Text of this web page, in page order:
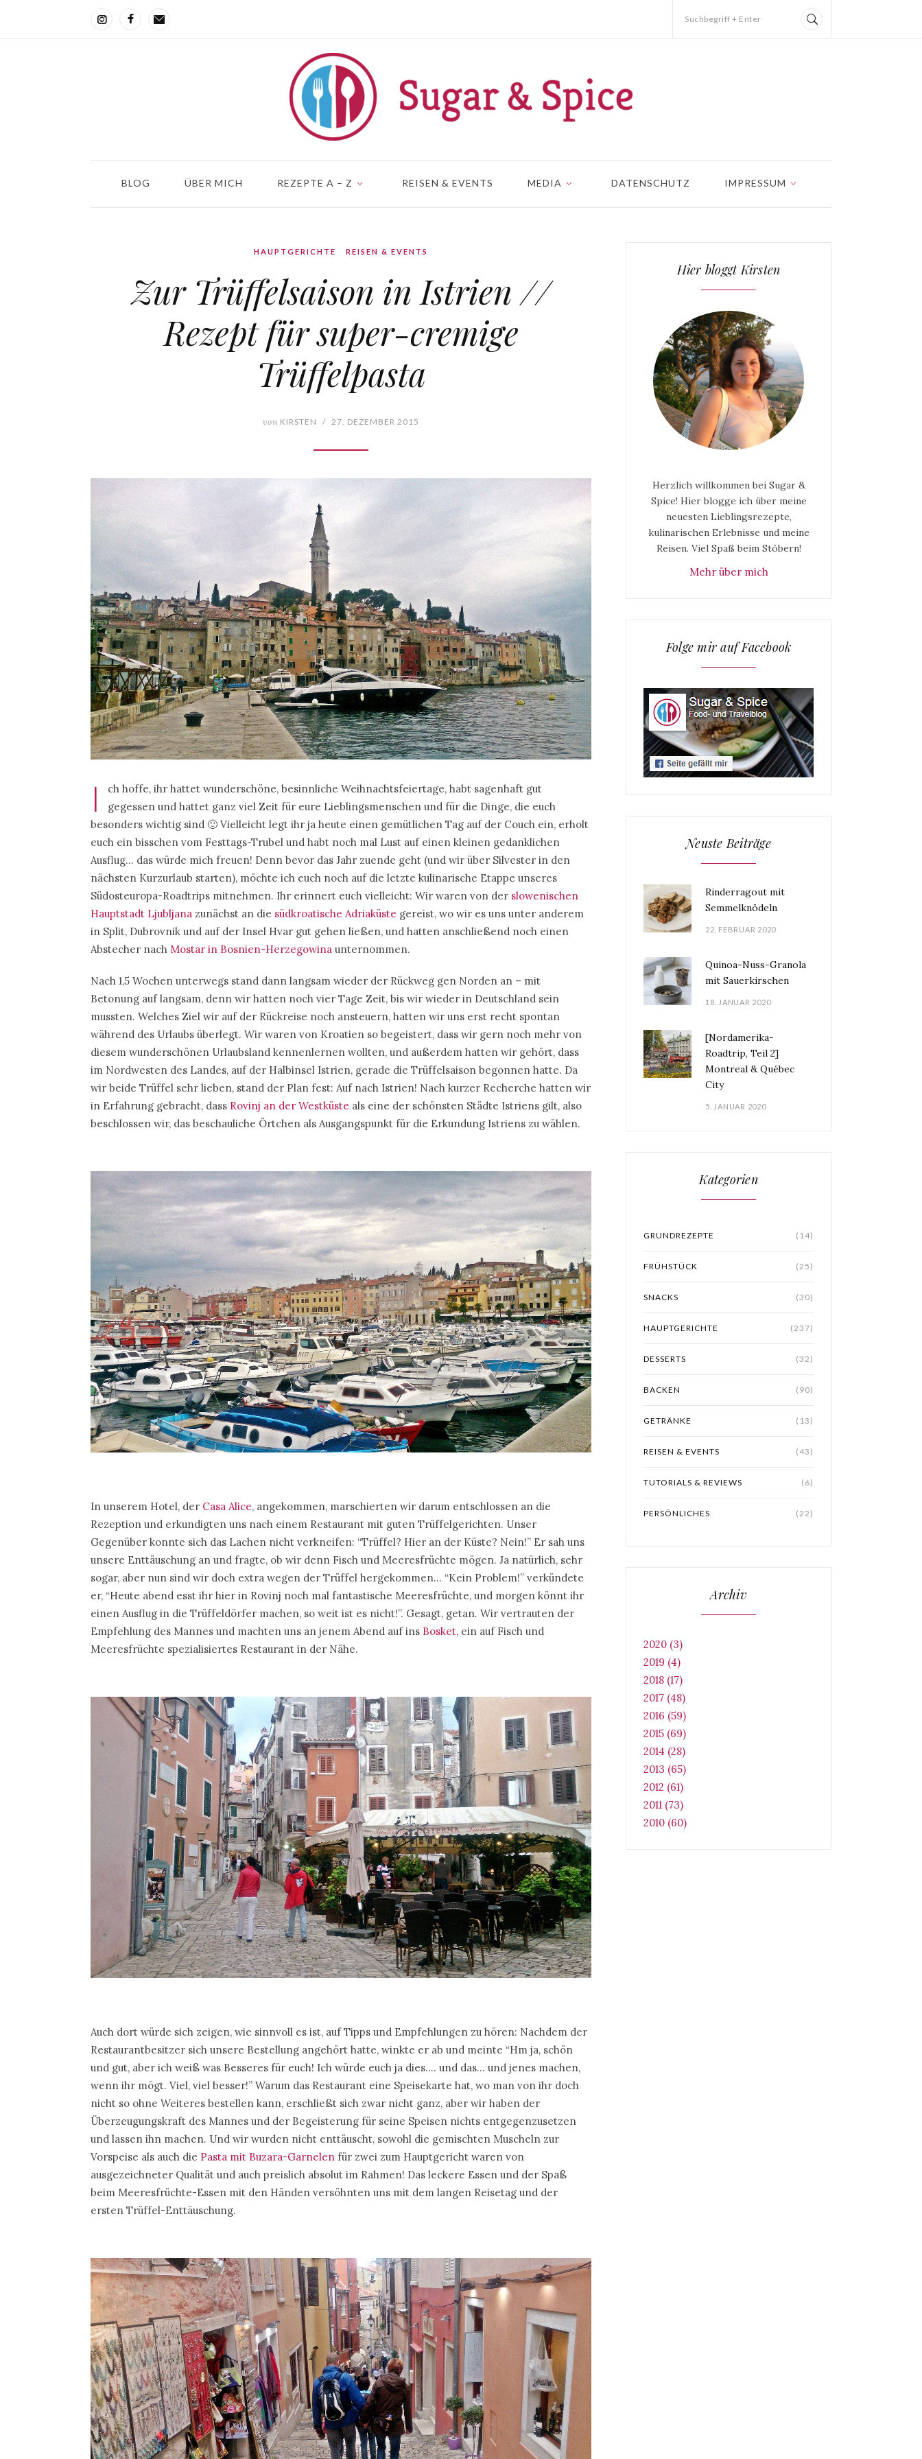
Suchbegriff + Enter
BLOG ÜBER MICH REZEPTE A – Z REISEN & EVENTS MEDIA DATENSCHUTZ IMPRESSUM
HAUPTGERICHTE REISEN & EVENTS
Zur Trüffelsaison in Istrien //
Rezept für super-cremige
Trüffelpasta
von KIRSTEN / 27. DEZEMBER 2015
I
ch hoffe, ihr hattet wunderschöne, besinnliche Weihnachtsfeiertage, habt sagenhaft gut
gegessen und hattet ganz viel Zeit für eure Lieblingsmenschen und für die Dinge, die euch
besonders wichtig sind 🙂 Vielleicht legt ihr ja heute einen gemütlichen Tag auf der Couch ein, erholt
euch ein bisschen vom Festtags-Trubel und habt noch mal Lust auf einen kleinen gedanklichen
Ausflug… das würde mich freuen! Denn bevor das Jahr zuende geht (und wir über Silvester in den
nächsten Kurzurlaub starten), möchte ich euch noch auf die letzte kulinarische Etappe unseres
Südosteuropa-Roadtrips mitnehmen. Ihr erinnert euch vielleicht: Wir waren von der slowenischen
Hauptstadt Ljubljana zunächst an die südkroatische Adriaküste gereist, wo wir es uns unter anderem
in Split, Dubrovnik und auf der Insel Hvar gut gehen ließen, und hatten anschließend noch einen
Abstecher nach Mostar in Bosnien-Herzegowina unternommen.
Nach 1,5 Wochen unterwegs stand dann langsam wieder der Rückweg gen Norden an – mit
Betonung auf langsam, denn wir hatten noch vier Tage Zeit, bis wir wieder in Deutschland sein
mussten. Welches Ziel wir auf der Rückreise noch ansteuern, hatten wir uns erst recht spontan
während des Urlaubs überlegt. Wir waren von Kroatien so begeistert, dass wir gern noch mehr von
diesem wunderschönen Urlaubsland kennenlernen wollten, und außerdem hatten wir gehört, dass
im Nordwesten des Landes, auf der Halbinsel Istrien, gerade die Trüffelsaison begonnen hatte. Da
wir beide Trüffel sehr lieben, stand der Plan fest: Auf nach Istrien! Nach kurzer Recherche hatten wir
in Erfahrung gebracht, dass Rovinj an der Westküste als eine der schönsten Städte Istriens gilt, also
beschlossen wir, das beschauliche Örtchen als Ausgangspunkt für die Erkundung Istriens zu wählen.
In unserem Hotel, der Casa Alice, angekommen, marschierten wir darum entschlossen an die
Rezeption und erkundigten uns nach einem Restaurant mit guten Trüffelgerichten. Unser
Gegenüber konnte sich das Lachen nicht verkneifen: “Trüffel? Hier an der Küste? Nein!” Er sah uns
unsere Enttäuschung an und fragte, ob wir denn Fisch und Meeresfrüchte mögen. Ja natürlich, sehr
sogar, aber nun sind wir doch extra wegen der Trüffel hergekommen… “Kein Problem!” verkündete
er, “Heute abend esst ihr hier in Rovinj noch mal fantastische Meeresfrüchte, und morgen könnt ihr
einen Ausflug in die Trüffeldörfer machen, so weit ist es nicht!”. Gesagt, getan. Wir vertrauten der
Empfehlung des Mannes und machten uns an jenem Abend auf ins Bosket, ein auf Fisch und
Meeresfrüchte spezialisiertes Restaurant in der Nähe.
Auch dort würde sich zeigen, wie sinnvoll es ist, auf Tipps und Empfehlungen zu hören: Nachdem der
Restaurantbesitzer sich unsere Bestellung angehört hatte, winkte er ab und meinte “Hm ja, schön
und gut, aber ich weiß was Besseres für euch! Ich würde euch ja dies…. und das… und jenes machen,
wenn ihr mögt. Viel, viel besser!” Warum das Restaurant eine Speisekarte hat, wo man von ihr doch
nicht so ohne Weiteres bestellen kann, erschließt sich zwar nicht ganz, aber wir haben der
Überzeugungskraft des Mannes und der Begeisterung für seine Speisen nichts entgegenzusetzen
und lassen ihn machen. Und wir wurden nicht enttäuscht, sowohl die gemischten Muscheln zur
Vorspeise als auch die Pasta mit Buzara-Garnelen für zwei zum Hauptgericht waren von
ausgezeichneter Qualität und auch preislich absolut im Rahmen! Das leckere Essen und der Spaß
beim Meeresfrüchte-Essen mit den Händen versöhnten uns mit dem langen Reisetag und der
ersten Trüffel-Enttäuschung.
Hier bloggt Kirsten
Herzlich willkommen bei Sugar &
Spice! Hier blogge ich über meine
neuesten Lieblingsrezepte,
kulinarischen Erlebnisse und meine
Reisen. Viel Spaß beim Stöbern!
Mehr über mich
Folge mir auf Facebook
Neuste Beiträge
Rinderragout mit
Semmelknödeln
22. FEBRUAR 2020
Quinoa-Nuss-Granola
mit Sauerkirschen
18. JANUAR 2020
[Nordamerika-
Roadtrip, Teil 2]
Montreal & Québec
City
5. JANUAR 2020
Kategorien
GRUNDREZEPTE (14)
FRÜHSTÜCK (25)
SNACKS (30)
HAUPTGERICHTE (237)
DESSERTS (32)
BACKEN (90)
GETRÄNKE (13)
REISEN & EVENTS (43)
TUTORIALS & REVIEWS (6)
PERSÖNLICHES (22)
Archiv
2020 (3)
2019 (4)
2018 (17)
2017 (48)
2016 (59)
2015 (69)
2014 (28)
2013 (65)
2012 (61)
2011 (73)
2010 (60)